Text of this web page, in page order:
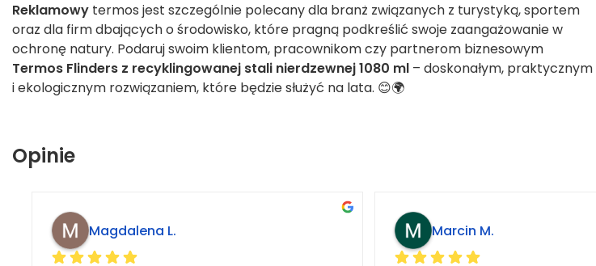
Reklamowy termos jest szczególnie polecany dla branż związanych z turystyką, sportem
oraz dla firm dbających o środowisko, które pragną podkreślić swoje zaangażowanie w
ochronę natury. Podaruj swoim klientom, pracownikom czy partnerom biznesowym
Termos Flinders z recyklingowanej stali nierdzewnej 1080 ml – doskonałym, praktycznym
i ekologicznym rozwiązaniem, które będzie służyć na lata. 😊🌍
Opinie
Magdalena L. Marcin M.